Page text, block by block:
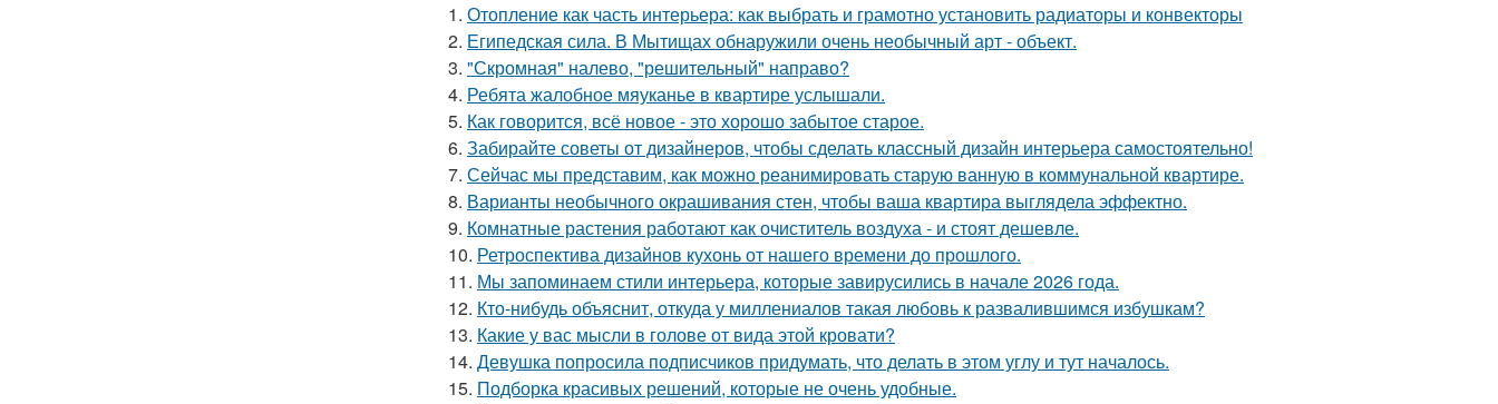
1. Отопление как часть интерьера: как выбрать и грамотно установить радиаторы и конвекторы
2. Египедская сила. В Мытищах обнаружили очень необычный арт - объект.
3. "Скромная" налево, "решительный" направо?
4. Ребята жалобное мяуканье в квартире услышали.
5. Как говорится, всё новое - это хорошо забытое старое.
6. Забирайте советы от дизайнеров, чтобы сделать классный дизайн интерьера самостоятельно!
7. Сейчас мы представим, как можно реанимировать старую ванную в коммунальной квартире.
8. Варианты необычного окрашивания стен, чтобы ваша квартира выглядела эффектно.
9. Комнатные растения работают как очиститель воздуха - и стоят дешевле.
10. Ретроспектива дизайнов кухонь от нашего времени до прошлого.
11. Мы запоминаем стили интерьера, которые завирусились в начале 2026 года.
12. Кто-нибудь объяснит, откуда у миллениалов такая любовь к развалившимся избушкам?
13. Какие у вас мысли в голове от вида этой кровати?
14. Девушка попросила подписчиков придумать, что делать в этом углу и тут началось.
15. Подборка красивых решений, которые не очень удобные.